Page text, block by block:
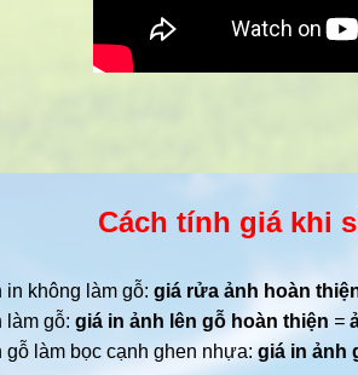
Cách tính giá khi
in không làm gỗ: giá rửa ảnh hoàn
làm gỗ: giá in ảnh lên gỗ hoàn thiện =
gỗ làm bọc cạnh ghen nhựa: giá in ảnh